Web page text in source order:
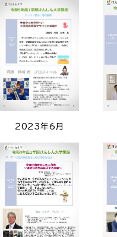
2023年6月